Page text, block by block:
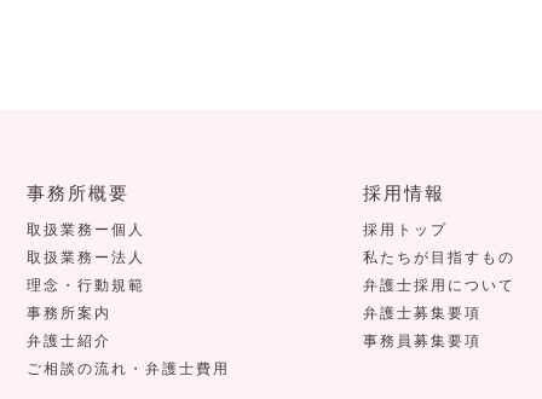
事務所概要
取扱業務ー個人
取扱業務ー法人
理念・行動規範
事務所案内
弁護士紹介
ご相談の流れ・弁護士費用
採用情報
採用トップ
私たちが目指すもの
弁護士採用について
弁護士募集要項
事務員募集要項